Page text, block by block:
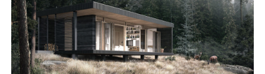
БУДІВНИЦТВО БУДИНКІВ
З
АББ”ТВІЙ ПРОЕКТ”
Замовити будівництво